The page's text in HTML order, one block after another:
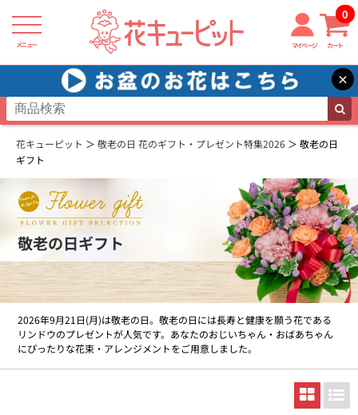
メニュー マイページ カート
0
×
花キューピット 敬老の日 花のギフト・プレゼント特集2026
敬老の日
ギフト
敬老の日ギフト
2026年9月21日(月)は敬老の日。敬老の日には長寿と健康を願う花である
リンドウのプレゼントが人気です。あなたのおじいちゃん・おばあちゃん
にぴったりな花束・アレンジメントをご用意しました。